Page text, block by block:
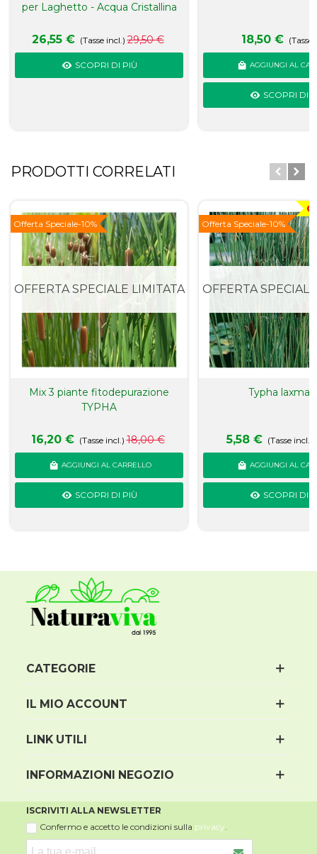
per Laghetto - Acqua Cristallina
26,55 € (Tasse incl.) 29,50 €
SCOPRI DI PIÙ
18,50 € (Tasse
AGGIUNGI AL
SCOPRI DI
PRODOTTI CORRELATI
Novità
Offerta Speciale-10%
OFFERTA SPECIALE LIMITATA
Mix 3 piante fitodepurazione
TYPHA
16,20 € (Tasse incl.) 18,00 €
AGGIUNGI AL CARRELLO
SCOPRI DI PIÙ
Novità
Offerta Speciale-10%
OFFERTA
Typha
5,58 € (Tasse incl.)
AGGIUNGI AL
SCOPRI DI
CATEGORIE
IL MIO ACCOUNT
LINK UTILI
INFORMAZIONI NEGOZIO
ISCRIVITI ALLA NEWSLETTER
Confermo e accetto le condizioni sulla privacy.